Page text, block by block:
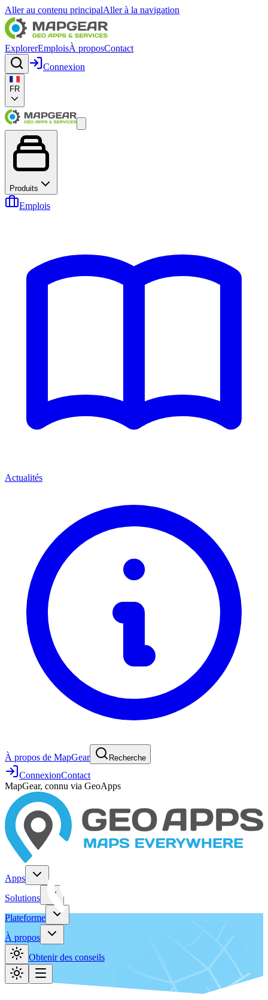
Aller au contenu principalAller à la navigation
ExplorerEmploisÀ proposContact
Connexion
FR
Produits
Emplois
Actualités
À propos de MapGear Recherche
ConnexionContact
MapGear, connu via GeoApps
Apps
Solutions
Plateforme
À propos
Obtenir des conseils